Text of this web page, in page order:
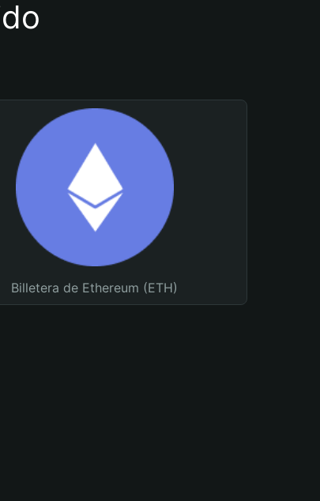
Billetera de Ethereum (ETH)